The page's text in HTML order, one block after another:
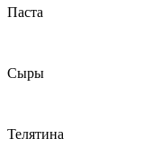
Паста
Сыры
Телятина